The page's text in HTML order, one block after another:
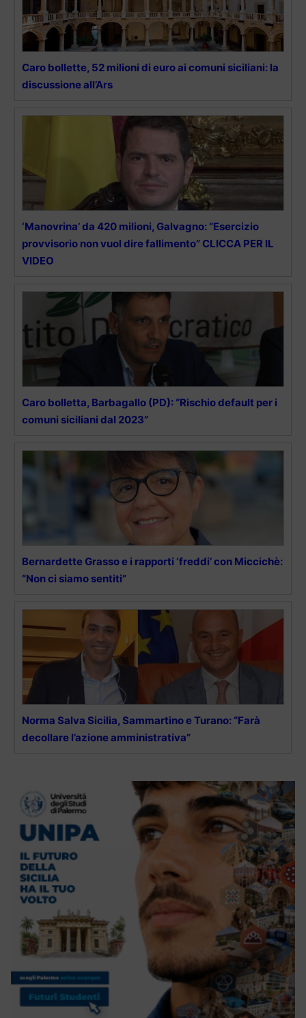
Caro bollette, 52 milioni di euro ai comuni siciliani: la
discussione all’Ars
‘Manovrina’ da 420 milioni, Galvagno: “Esercizio
provvisorio non vuol dire fallimento” CLICCA PER IL
VIDEO
Caro bolletta, Barbagallo (PD): “Rischio default per i
comuni siciliani dal 2023”
Bernardette Grasso e i rapporti ‘freddi’ con Miccichè:
“Non ci siamo sentiti”
Norma Salva Sicilia, Sammartino e Turano: “Farà
decollare l’azione amministrativa”